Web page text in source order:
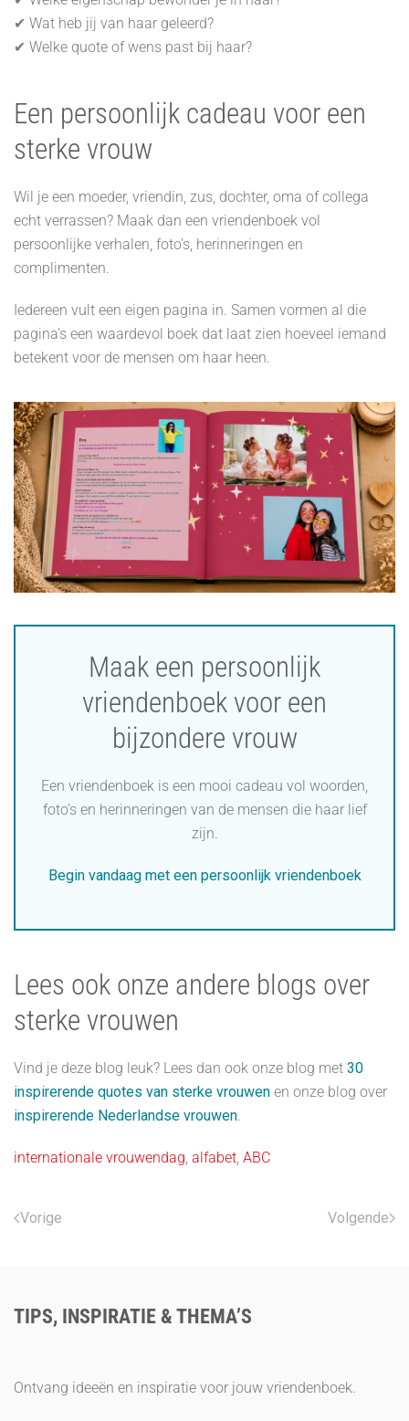
✔ Wat heb jij van haar geleerd?
✔ Welke quote of wens past bij haar?
Een persoonlijk cadeau voor een
sterke vrouw
Wil je een moeder, vriendin, zus, dochter, oma of collega
echt verrassen? Maak dan een vriendenboek vol
persoonlijke verhalen, foto’s, herinneringen en
complimenten.
Iedereen vult een eigen pagina in. Samen vormen al die
pagina’s een waardevol boek dat laat zien hoeveel iemand
betekent voor de mensen om haar heen.
Maak een persoonlijk
vriendenboek voor een
bijzondere vrouw
Een vriendenboek is een mooi cadeau vol woorden,
foto’s en herinneringen van de mensen die haar lief
zijn.
Begin vandaag met een persoonlijk vriendenboek
Lees ook onze andere blogs over
sterke vrouwen
Vind je deze blog leuk? Lees dan ook onze blog met 30
inspirerende quotes van sterke vrouwen en onze blog over
inspirerende Nederlandse vrouwen.
internationale vrouwendag, alfabet, ABC
Vorige Volgende
TIPS, INSPIRATIE & THEMA’S
Ontvang ideeën en inspiratie voor jouw vriendenboek.